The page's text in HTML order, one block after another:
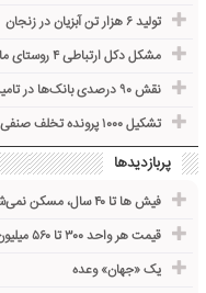
تولید ۶ هزار تن آبزیان در زنجان
مشکل دکل ارتباطی ۴ روستای ماهنشان حل می‌شود
نقش ۹۰ درصدی بانک‌ها در تامین مالی اقتصاد کشور
تشکیل ۱۰۰۰ پرونده تخلف صنفی در زنجان
پربازدیدها
فیش ها تا ۴۰ سال، مسکن نمی‌شوند
قیمت هر واحد ۳۰۰ تا ۵۶۰ میلیون
یک «جهان» وعده